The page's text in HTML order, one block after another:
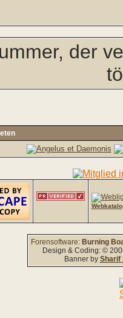
der
Forensoftware: Burning
Design & Coding: ©
Banner by Sharif